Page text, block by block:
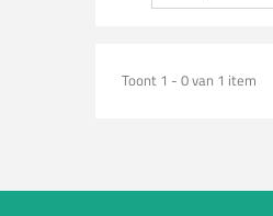
Toont 1 - 0 van 1 item